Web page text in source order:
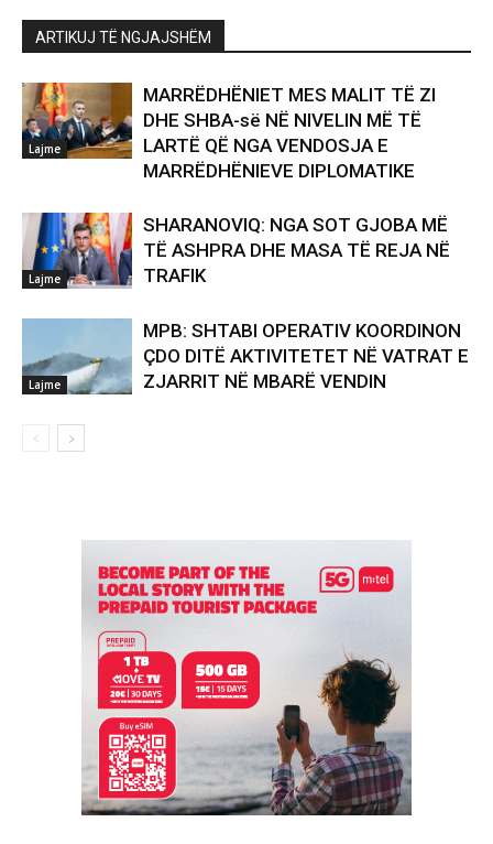
ARTIKUJ TË NGJAJSHËM
Lajme
MARRËDHËNIET MES MALIT TË ZI
DHE SHBA-së NË NIVELIN MË TË
LARTË QË NGA VENDOSJA E
MARRËDHËNIEVE DIPLOMATIKE
Lajme
SHARANOVIQ: NGA SOT GJOBA MË
TË ASHPRA DHE MASA TË REJA NË
TRAFIK
Lajme
MPB: SHTABI OPERATIV KOORDINON
ÇDO DITË AKTIVITETET NË VATRAT E
ZJARRIT NË MBARË VENDIN